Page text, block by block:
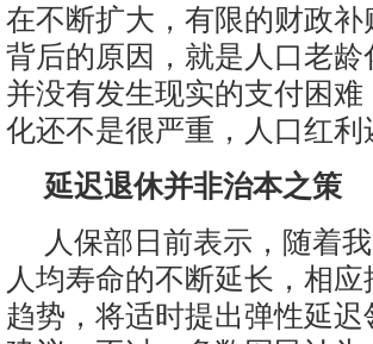
在不断扩大，有限的财政
背后的原因，就是人口老
并没有发生现实的支付困
化还不是很严重，人口红
延迟退休并非治本之策
人保部日前表示，随着
人均寿命的不断延长，相
趋势，将适时提出弹性延